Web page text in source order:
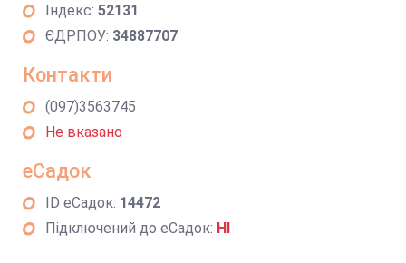
Індекс: 52131
ЄДРПОУ: 34887707
Контакти
(097)3563745
Не вказано
еСадок
ID еСадок: 14472
Підключений до еСадок: НІ